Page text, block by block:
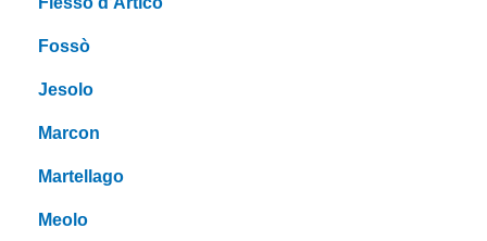
Fossò
Jesolo
Marcon
Martellago
Meolo